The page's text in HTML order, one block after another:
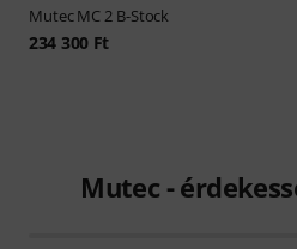
MutecMC 2 B-Stock
234 300 Ft
Mutec -